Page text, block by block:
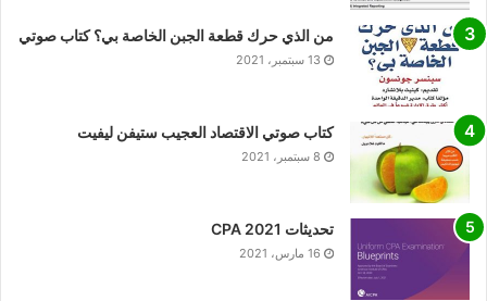
من الذي حرك قطعة الجبن الخاصة بي؟ كتاب صوتي
13 سبتمبر، 2021
كتاب صوتي الاقتصاد العجيب ستيفن ليفيت
8 سبتمبر، 2021
تحديثات CPA 2021
16 مارس، 2021